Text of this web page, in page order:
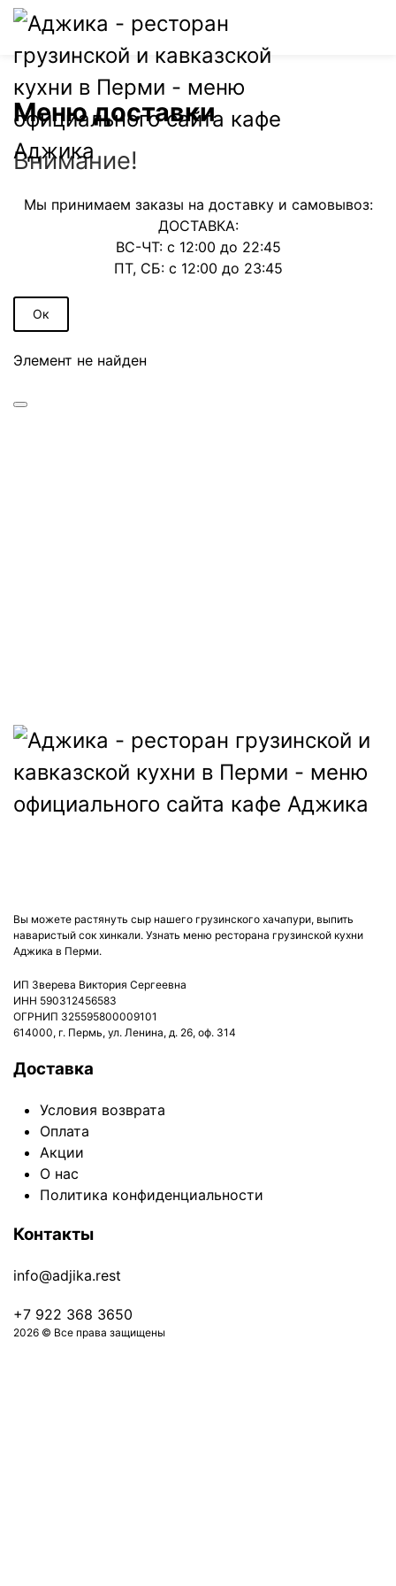
Меню доставки
Внимание!
Мы принимаем заказы на доставку и самовывоз:
ДОСТАВКА:
ВС-ЧТ: с 12:00 до 22:45
ПТ, СБ: с 12:00 до 23:45
Ок
Элемент не найден
Вы можете растянуть сыр нашего грузинского хачапури, выпить
наваристый сок хинкали. Узнать меню ресторана грузинской кухни
Аджика в Перми.
ИП Зверева Виктория Сергеевна
ИНН 590312456583
ОГРНИП 325595800009101
614000, г. Пермь, ул. Ленина, д. 26, оф. 314
Доставка
Условия возврата
Оплата
Акции
О нас
Политика конфиденциальности
Контакты
info@adjika.rest
+7 922 368 3650
2026 © Все права защищены